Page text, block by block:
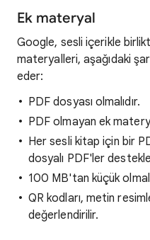
Ek materyal
Google, sesli içerikle
materyalleri, aşağıdaki
eder:
PDF dosyası olmalıdır.
PDF olmayan ek
Her sesli kitap için bir
dosyalı PDF'ler
100 MB'tan küçük
QR kodları, metin
değerlendirilir.